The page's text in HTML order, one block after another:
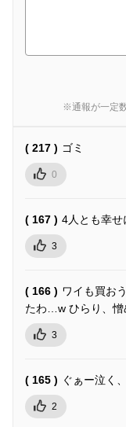
※通報が一定
( 217 ) ゴミ
0
( 167 ) 4人とも幸せ
3
( 166 ) ワイも買お
たわ…w ひらり、憎
3
( 165 ) ぐぁー泣く、
2